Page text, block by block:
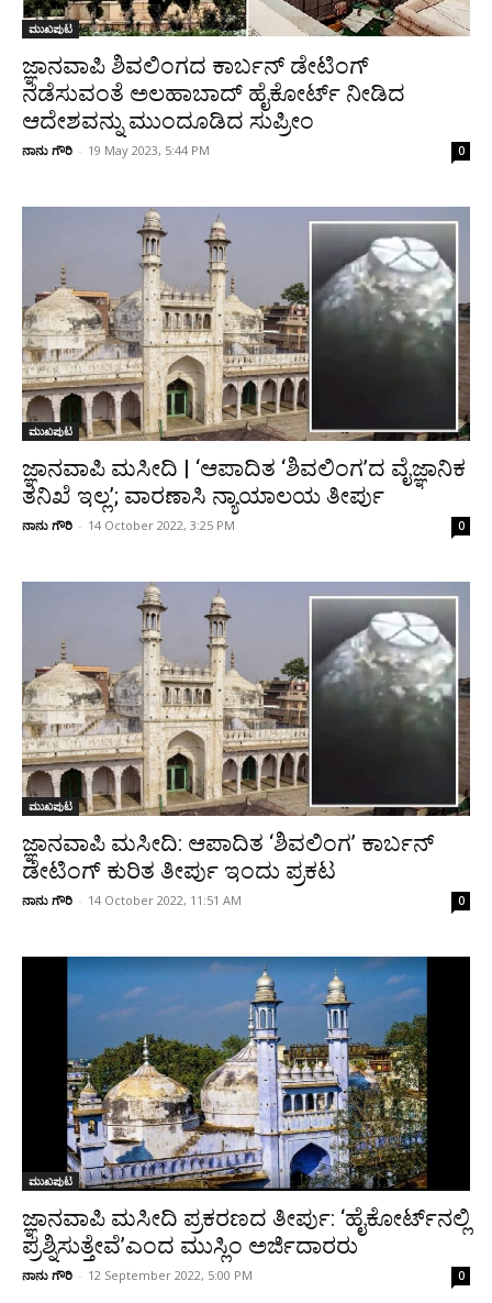
ಮುಖಪುಟ
ಜ್ಞಾನವಾಪಿ ಶಿವಲಿಂಗದ ಕಾರ್ಬನ್‌ ಡೇಟಿಂಗ್‌
ನಡೆಸುವಂತೆ ಅಲಹಾಬಾದ್ ಹೈಕೋರ್ಟ್ ನೀಡಿದ
ಆದೇಶವನ್ನು ಮುಂದೂಡಿದ ಸುಪ್ರೀಂ
ನಾನು ಗೌರಿ - 19 May 2023, 5:44 PM 0
ಮುಖಪುಟ
ಜ್ಞಾನವಾಪಿ ಮಸೀದಿ | ‘ಆಪಾದಿತ ‘ಶಿವಲಿಂಗ’ದ ವೈಜ್ಞಾನಿಕ
ತನಿಖೆ ಇಲ್ಲ’; ವಾರಣಾಸಿ ನ್ಯಾಯಾಲಯ ತೀರ್ಪು
ನಾನು ಗೌರಿ - 14 October 2022, 3:25 PM 0
ಮುಖಪುಟ
ಜ್ಞಾನವಾಪಿ ಮಸೀದಿ: ಆಪಾದಿತ ‘ಶಿವಲಿಂಗ’ ಕಾರ್ಬನ್
ಡೇಟಿಂಗ್ ಕುರಿತ ತೀರ್ಪು ಇಂದು ಪ್ರಕಟ
ನಾನು ಗೌರಿ - 14 October 2022, 11:51 AM 0
ಮುಖಪುಟ
ಜ್ಞಾನವಾಪಿ ಮಸೀದಿ ಪ್ರಕರಣದ ತೀರ್ಪು: ‘ಹೈಕೋರ್ಟ್‌‌ನಲ್ಲಿ
ಪ್ರಶ್ನಿಸುತ್ತೇವೆ’ಎಂದ ಮುಸ್ಲಿಂ ಅರ್ಜಿದಾರರು
ನಾನು ಗೌರಿ - 12 September 2022, 5:00 PM 0